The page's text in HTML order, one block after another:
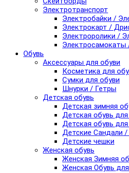
Электротранспорт
Электробайки /
Электрокарт /
Электроролики /
Электросамокаты
Обувь
Аксессуары для обуви
Косметика для
Сумки для обуви
Шнурки / Гетры
Детская обувь
Детская зимняя
Детская обувь
Детская обувь
Детские Сандали
Детские чешки
Женская обувь
Женская Зимняя
Женская Обувь